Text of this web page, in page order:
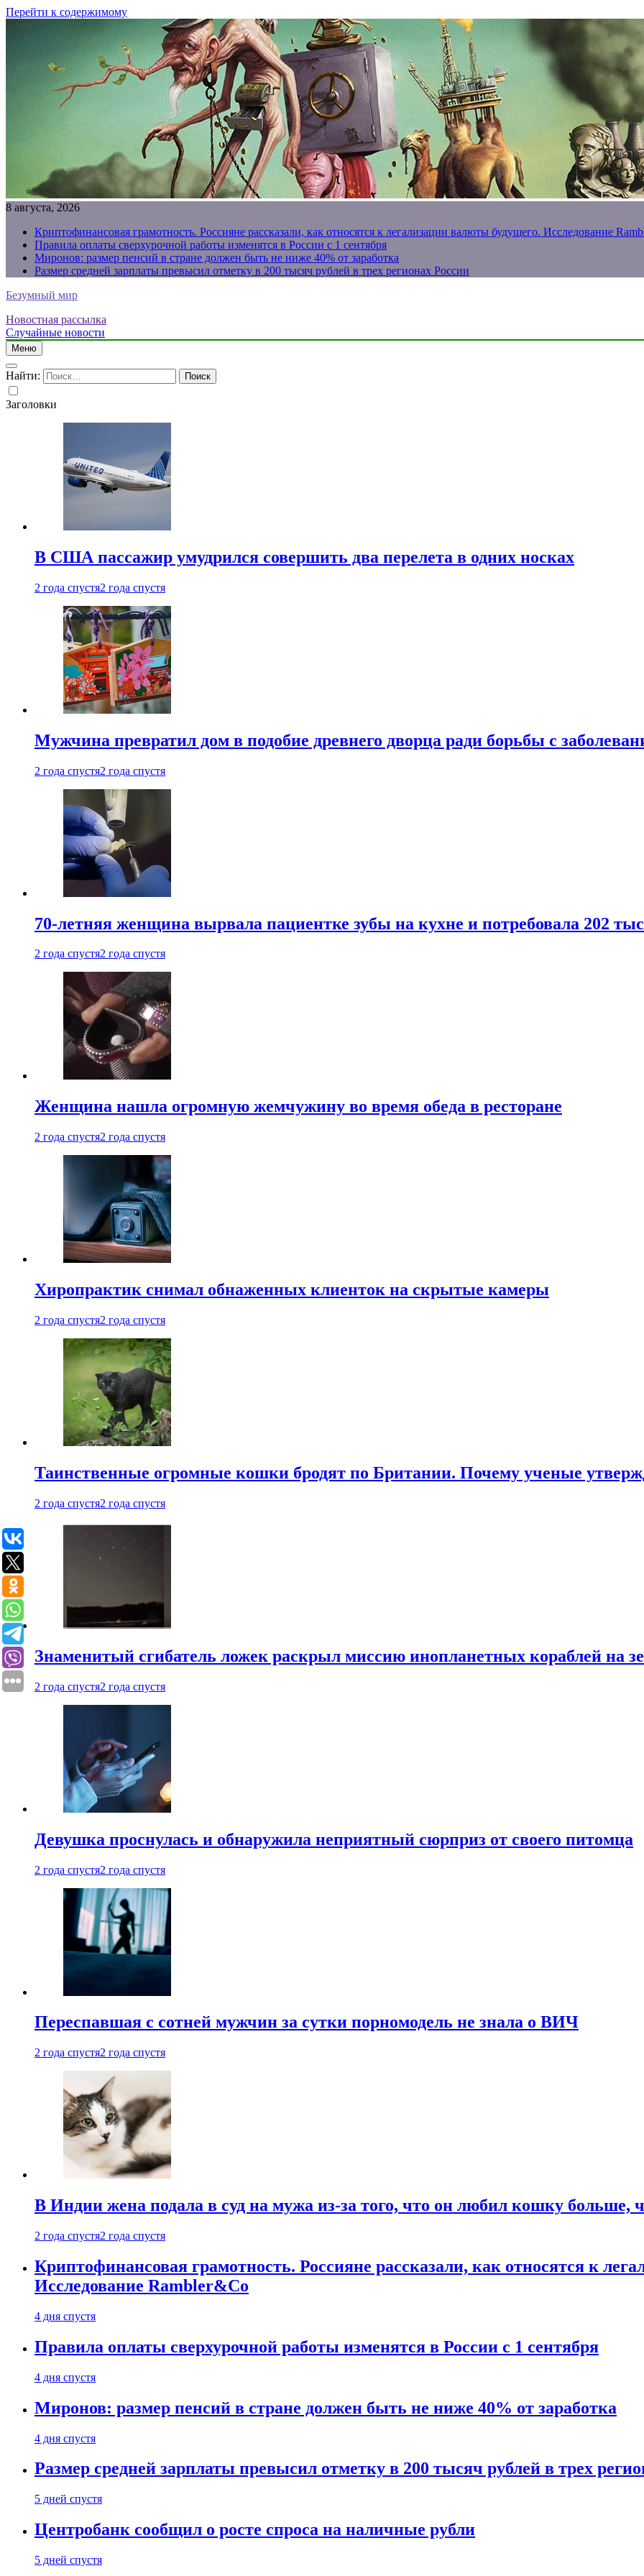
Перейти к содержимому
8 августа, 2026
Криптофинансовая грамотность. Россияне рассказали, как относятся к легализации валюты будущего. Исследование
Правила оплаты сверхурочной работы изменятся в России с 1 сентября
Миронов: размер пенсий в стране должен быть не ниже 40% от заработка
Размер средней зарплаты превысил отметку в 200 тысяч рублей в трех регионах России
Безумный мир
Новостная рассылка
Случайные новости
Меню
Найти:
Заголовки
В США пассажир умудрился совершить два перелета в одних носках
2 года спустя2 года спустя
Мужчина превратил дом в подобие древнего дворца ради борьбы с
2 года спустя2 года спустя
70-летняя женщина вырвала пациентке зубы на кухне и потребовала 202
2 года спустя2 года спустя
Женщина нашла огромную жемчужину во время обеда в ресторане
2 года спустя2 года спустя
Хиропрактик снимал обнаженных клиенток на скрытые камеры
2 года спустя2 года спустя
Таинственные огромные кошки бродят по Британии. Почему ученые
2 года спустя2 года спустя
Знаменитый сгибатель ложек раскрыл миссию инопланетных кораблей на
2 года спустя2 года спустя
Девушка проснулась и обнаружила неприятный сюрприз от своего питомца
2 года спустя2 года спустя
Переспавшая с сотней мужчин за сутки порномодель не знала о ВИЧ
2 года спустя2 года спустя
В Индии жена подала в суд на мужа из-за того, что он любил кошку больше,
2 года спустя2 года спустя
Криптофинансовая грамотность. Россияне рассказали, как относятся к
Исследование Rambler&Co
4 дня спустя
Правила оплаты сверхурочной работы изменятся в России с 1 сентября
4 дня спустя
Миронов: размер пенсий в стране должен быть не ниже 40% от заработка
4 дня спустя
Размер средней зарплаты превысил отметку в 200 тысяч рублей в трех
5 дней спустя
Центробанк сообщил о росте спроса на наличные рубли
5 дней спустя